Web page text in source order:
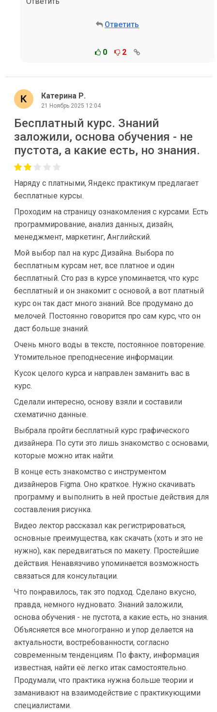
Ответить
0 2
Катерина Р.
21 Ноябрь 2025 12:04
Бесплатный курс. Знаний
заложили, основа обучения - не
пустота, а какие есть, но знания.
Наряду с платными, Яндекс практикум предлагает
бесплатные курсы.
Проходим на страницу ознакомления с курсами. Есть
программирование, анализ данных, дизайн,
менеджмент, маркетинг, Английский.
Мой выбор пал на курс Дизайна. Выбора по
бесплатным курсам нет, все платное и один
бесплатный. Сто раз в курсе упоминается, что курс
бесплатный и он знакомит с основой, а вот платный
курс он так даст много знаний. Все продумано до
мелочей. Постоянно говорится про сам курс, что он
даст больше знаний.
Очень много воды в тексте, постоянное повторение.
Утомительное преподнесение информации.
Кусок целого курса и направлен заманить вас в
курс.
Сделали интересно, основу взяли и составили
схематично данные.
Выбрала пройти бесплатный курс графического
дизайнера. По сути это лишь знакомство с основами,
которые можно итак найти.
В конце есть знакомство с инструментом
дизайнеров Figma. Оно краткое. Нужно скачивать
программу и выполнить в ней простые действия для
составления рисунка.
Видео лектор рассказал как регистрироваться,
основные преимущества, как скачать (хоть и это не
нужно), как передвигаться по макету. Простейшие
действия. Ненавязчиво упоминается возможность
связаться для консультации.
Что понравилось, так это подход. Сделано вкусно,
правда, немного нудновато. Знаний заложили,
основа обучения - не пустота, а какие есть, но знания.
Объясняется все многогранно и упор делается на
актуальности, востребованности, согласно
современным тенденциям. По факту, информация
известная, найти её легко итак самостоятельно.
Продумали, что практика нужна больше теории и
заманивают на взаимодействие с практикующими
специалистами.